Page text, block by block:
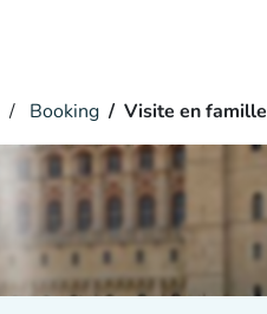
Booking Visite en famille